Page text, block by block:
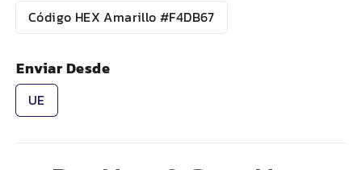
Código HEX Amarillo #F4DB67
Enviar Desde
UE